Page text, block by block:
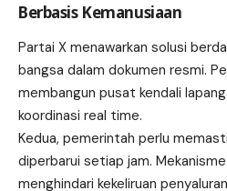
Berbasis Kemanusiaan
Partai X menawarkan solusi
bangsa dalam dokumen resmi.
membangun pusat kendali
koordinasi real time.
Kedua, pemerintah perlu
diperbarui setiap jam.
menghindari kekeliruan